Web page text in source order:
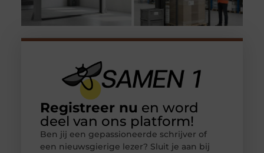
Registreer nu en word
deel van ons platform!
Ben jij een gepassioneerde schrijver of
een nieuwsgierige lezer? Sluit je aan bij